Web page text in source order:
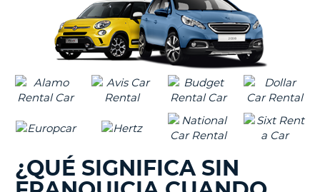
¿QUÉ SIGNIFICA SIN